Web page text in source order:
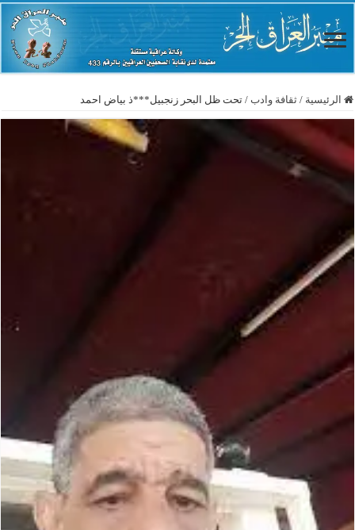
الرئيسية / ثقافة وادب / تحت ظل البحر زنجبيل***ذ بياض احمد